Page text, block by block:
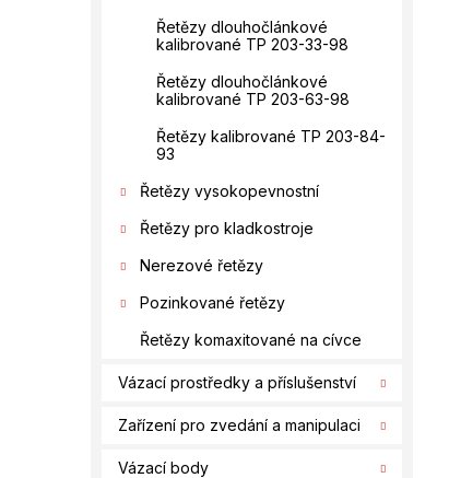
Řetězy dlouhočlánkové
kalibrované TP 203-33-98
Řetězy dlouhočlánkové
kalibrované TP 203-63-98
Řetězy kalibrované TP 203-84-
93
Řetězy vysokopevnostní
Řetězy pro kladkostroje
Nerezové řetězy
Pozinkované řetězy
Řetězy komaxitované na cívce
Vázací prostředky a příslušenství
Zařízení pro zvedání a manipulaci
Vázací body